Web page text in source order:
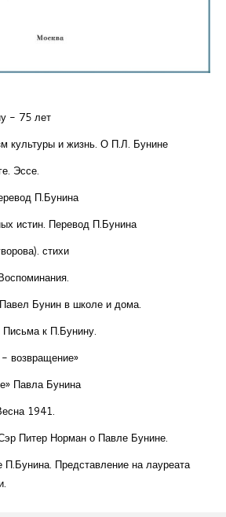
- 75 лет
культуры и жизнь. О П.Л. Бунине
Эссе.
П.Бунина
истин. Перевод П.Бунина
стихи
Бунин в школе и дома.
Письма к П.Бунину.
возвращение»
Павла Бунина
1941.
Питер Норман о Павле Бунине.
Представление на лауреата